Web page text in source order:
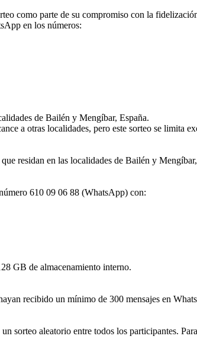
como parte de su compromiso con la
en los números:
de Bailén y Mengíbar, España.
a otras localidades, pero este sorteo se limita
residan en las localidades de Bailén y
610 09 06 88 (WhatsApp) con:
GB de almacenamiento interno.
recibido un mínimo de 300 mensajes en
sorteo aleatorio entre todos los participantes.